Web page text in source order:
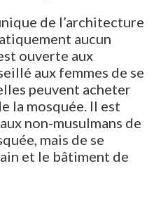
de l’architecture
aucun
ouverte aux
aux femmes de se
peuvent acheter
la mosquée. Il est
non-musulmans de
mais de se
et le bâtiment de